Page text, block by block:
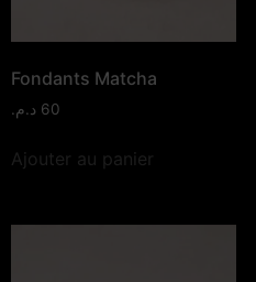
Fondants Matcha
60 د.م.
Ajouter au panier